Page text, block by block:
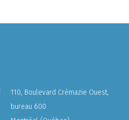
110, Boulevard Crémazie Ouest,
bureau 600